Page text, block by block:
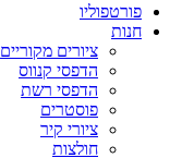
פורטפוליו
חנות
ציורים מקוריים
הדפסי קנווס
הדפסי רשת
פוסטרים
ציורי קיר
חולצות